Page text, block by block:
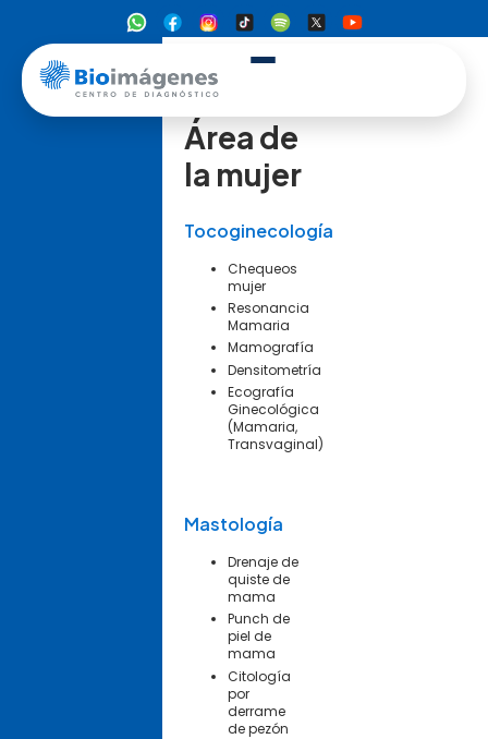
Área de
la mujer
Tocoginecología
Chequeos
mujer
Resonancia
Mamaria
Mamografía
Densitometría
Ecografía
Ginecológica
(Mamaria,
Transvaginal)
Mastología
Drenaje de
quiste de
mama
Punch de
piel de
mama
Citología
por
derrame
de pezón